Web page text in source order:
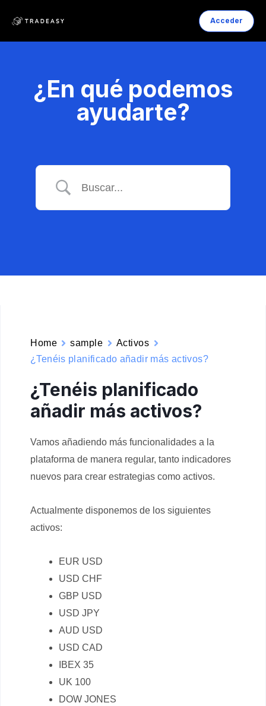
Acceder
¿En qué podemos
ayudarte?
Home sample
Activos
¿Tenéis planificado añadir más activos?
¿Tenéis planificado
añadir más activos?
Vamos añadiendo más funcionalidades a la
plataforma de manera regular, tanto indicadores
nuevos para crear estrategias como activos.
Actualmente disponemos de los siguientes
activos:
EUR USD
USD CHF
GBP USD
USD JPY
AUD USD
USD CAD
IBEX 35
UK 100
DOW JONES